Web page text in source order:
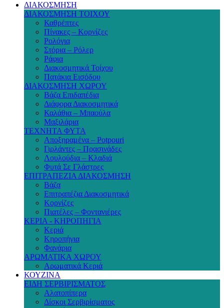
ΔΙΑΚΟΣΜΗΣΗ
ΔΙΑΚΟΣΜΗΣΗ ΤΟΙΧΟΥ
Καθρέπτες
Πίνακες – Κορνίζες
Ρολόγια
Στόρια – Ρόλερ
Ράφια
Διακοσμητικά Τοίχου
Πατάκια Εισόδου
ΔΙΑΚΟΣΜΗΣΗ ΧΩΡΟΥ
Βάζα Επιδαπέδια
Διάφορα Διακοσμητικά
Καλάθια – Μπαούλα
Μαξιλάρια
ΤΕΧΝΗΤΑ ΦΥΤΑ
Αποξηραμένα – Potpouri
Γιρλάντες – Πρασινάδες
Λουλούδια – Κλαδιά
Φυτά Σε Γλάστρες
ΕΠΙΤΡΑΠΕΖΙΑ ΔΙΑΚΟΣΜΗΣΗ
Βάζα
Επιτραπέζια Διακοσμητικά
Κορνίζες
Πιατέλες – Φοντανιέρες
ΚΕΡΙΑ - ΚΗΡΟΠΗΓΙΑ
Κεριά
Κηροπήγια
Φανάρια
ΑΡΩΜΑΤΙΚΑ ΧΩΡΟΥ
Αρωματικά Κεριά
ΚΟΥΖΙΝΑ
ΕΙΔΗ ΣΕΡΒΙΡΙΣΜΑΤΟΣ
Αλατοπίπερα
Δίσκοι Σερβιρίσματος